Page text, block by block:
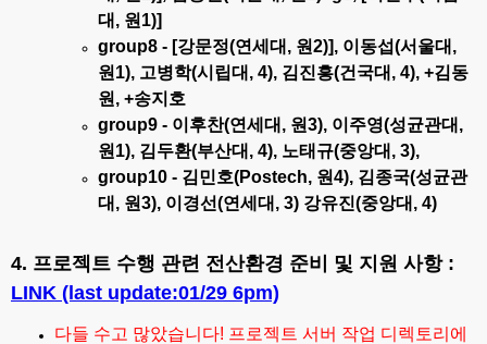
대, 원1)]
group8 - [강문정(연세대, 원2)], 이동섭(서울대,
원1), 고병학(시립대, 4), 김진흥(건국대, 4), +김동
원, +송지호
group9 - 이후찬(연세대, 원3), 이주영(성균관대,
원1), 김두환(부산대, 4), 노태규(중앙대, 3),
group10 - 김민호(Postech, 원4), 김종국(성균관
대, 원3), 이경선(연세대, 3) 강유진(중앙대, 4)
4. 프로젝트 수행 관련 전산환경 준비 및 지원 사항 :
LINK (last update:01/29 6pm)
다들 수고 많았습니다! 프로젝트 서버 작업 디렉토리에